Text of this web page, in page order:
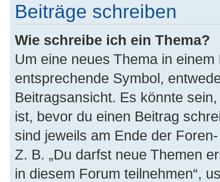
Beiträge schreiben
Wie schreibe ich ein Thema?
Um eine neues Thema in
entsprechende Symbol,
Beitragsansicht. Es könnte
ist, bevor du einen Beitrag
sind jeweils am Ende der
Z. B. „Du darfst neue Themen
in diesem Forum teilnehmen“,